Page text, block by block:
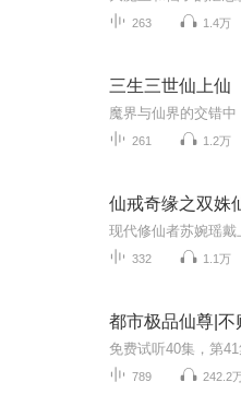
263 1.4万
三生三世仙上仙
261 1.2万
仙戒奇缘之双姝
332 1.1万
都市极品仙尊|不
789 242.2